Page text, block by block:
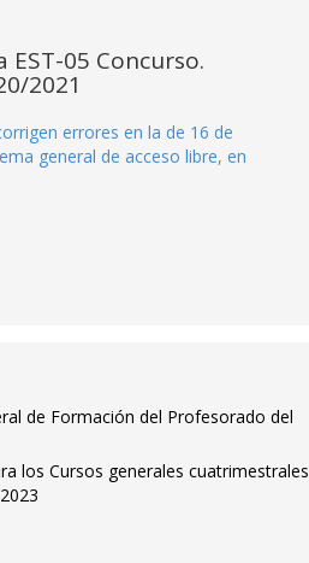
05 Concurso.
2021
errores en la de 16 de
general de acceso libre, en
de Formación del Profesorado del
los Cursos generales cuatrimestrales